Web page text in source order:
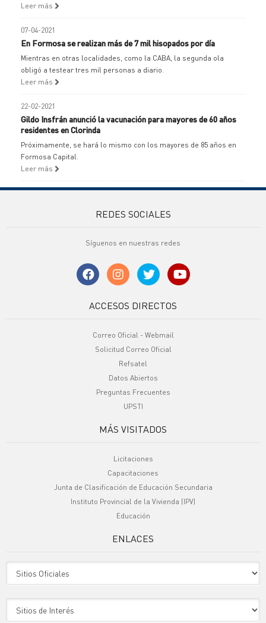
Leer más
07-04-2021
En Formosa se realizan más de 7 mil hisopados por día
Mientras en otras localidades, como la CABA, la segunda ola
obligó a testear tres mil personas a diario.
Leer más
22-02-2021
Gildo Insfrán anunció la vacunación para mayores de 60 años
residentes en Clorinda
Próximamente, se hará lo mismo con los mayores de 85 años en
Formosa Capital.
Leer más
REDES SOCIALES
Síguenos en nuestras redes
ACCESOS DIRECTOS
Correo Oficial - Webmail
Solicitud Correo Oficial
Refsatel
Datos Abiertos
Preguntas Frecuentes
UPSTI
MÁS VISITADOS
Licitaciones
Capacitaciones
Junta de Clasificación de Educación Secundaria
Instituto Provincial de la Vivienda (IPV)
Educación
ENLACES